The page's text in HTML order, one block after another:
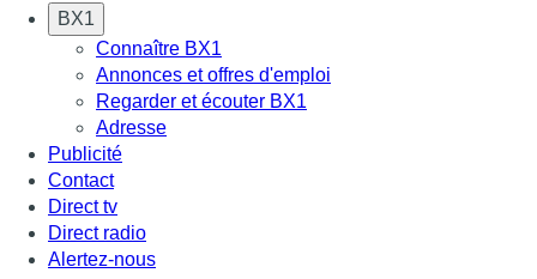
BX1
Connaître BX1
Annonces et offres d'emploi
Regarder et écouter BX1
Adresse
Publicité
Contact
Direct tv
Direct radio
Alertez-nous